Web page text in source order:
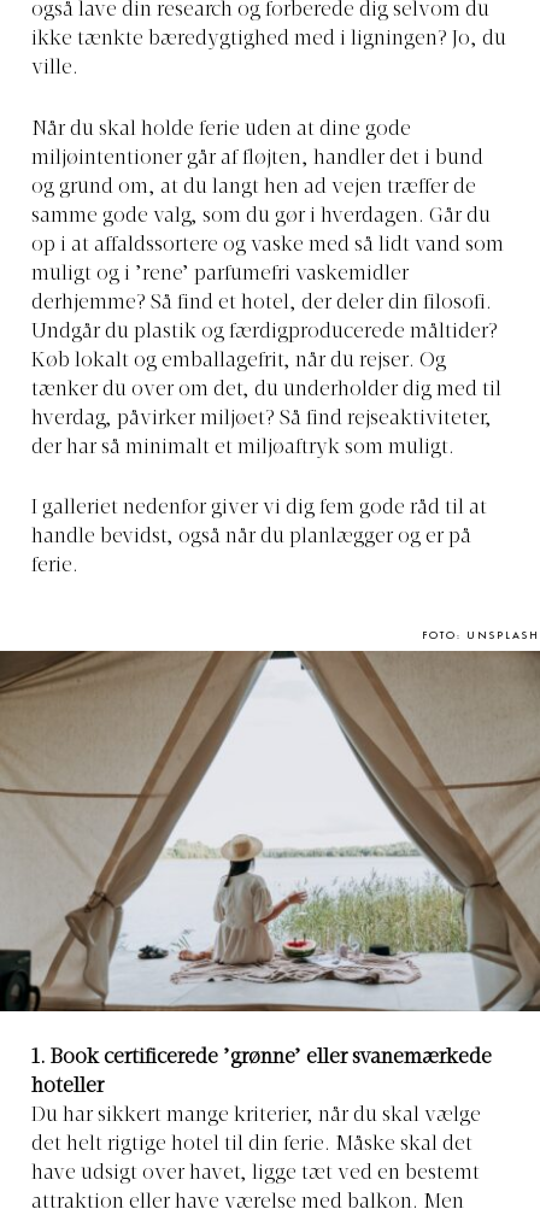
også lave din research og forberede dig selvom du
ikke tænkte bæredygtighed med i ligningen? Jo, du
ville.
Når du skal holde ferie uden at dine gode
miljøintentioner går af fløjten, handler det i bund
og grund om, at du langt hen ad vejen træffer de
samme gode valg, som du gør i hverdagen. Går du
op i at affaldssortere og vaske med så lidt vand som
muligt og i ’rene’ parfumefri vaskemidler
derhjemme? Så find et hotel, der deler din filosofi.
Undgår du plastik og færdigproducerede måltider?
Køb lokalt og emballagefrit, når du rejser. Og
tænker du over om det, du underholder dig med til
hverdag, påvirker miljøet? Så find rejseaktiviteter,
der har så minimalt et miljøaftryk som muligt.
I galleriet nedenfor giver vi dig fem gode råd til at
handle bevidst, også når du planlægger og er på
ferie.
FOTO: UNSPLASH
1. Book certificerede ’grønne’ eller svanemærkede
hoteller
Du har sikkert mange kriterier, når du skal vælge
det helt rigtige hotel til din ferie. Måske skal det
have udsigt over havet, ligge tæt ved en bestemt
attraktion eller have værelse med balkon. Men